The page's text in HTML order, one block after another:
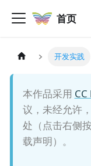
首页
开发实践
本作品采用
议，未经允许
处（点击右侧
载声明）。